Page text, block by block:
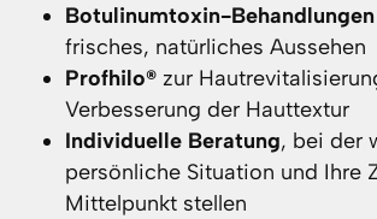
Botulinumtoxin-Behandlungen
frisches, natürliches Aussehen
Profhilo®zur
Verbesserung der Hauttextur
Individuelle Beratung, bei der
persönliche Situation und Ihre
Mittelpunkt stellen